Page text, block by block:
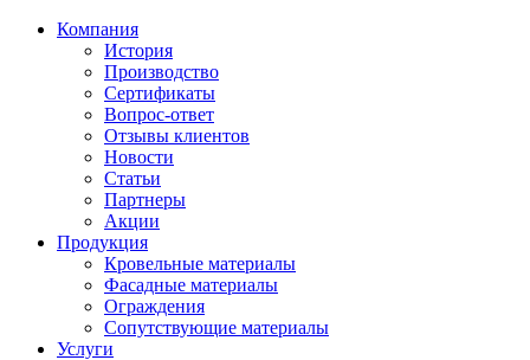
Компания
История
Производство
Сертификаты
Вопрос-ответ
Отзывы клиентов
Новости
Статьи
Партнеры
Акции
Продукция
Кровельные материалы
Фасадные материалы
Ограждения
Сопутствующие материалы
Услуги